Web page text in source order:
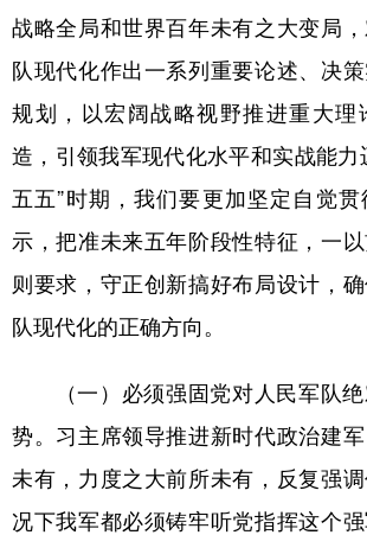
山东 河南 湖北
广东 广西 海南
新疆 内蒙古 黑龙江
多语种频道
Русский язык 日本語
Deutsch Português
战略全局和世界百年未有之大变局
队现代化作出一系列重要论述、决
规划，以宏阔战略视野推进重大理
造，引领我军现代化水平和实战能力
五五”时期，我们要更加坚定自觉
示，把准未来五年阶段性特征，一
则要求，守正创新搞好布局设计，
队现代化的正确方向。
（一）必须强固党对人民军队绝
势。习主席领导推进新时代政治建
未有，力度之大前所未有，反复强
况下我军都必须铸牢听党指挥这个